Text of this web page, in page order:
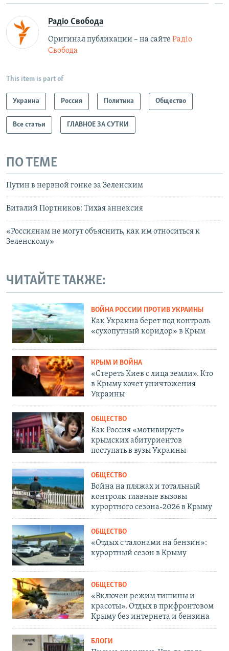
Радіо Свобода
Оригинал публикации – на сайте Радіо
Свобода
This item is part of
Украина Россия Политика Общество
Все статьи ГЛАВНОЕ ЗА СУТКИ
ПО ТЕМЕ
Путин в нервной гонке за Зеленским
Виталий Портников: Тихая аннексия
«Россиянам не могут объяснить, как им относиться к
Зеленскому»
ЧИТАЙТЕ ТАКЖЕ:
ВОЙНА РОССИИ ПРОТИВ УКРАИНЫ
Как Украина берет под контроль
«сухопутный коридор» в Крым
КРЫМ И ВОЙНА
«Стереть Киев с лица земли». Кто
в Крыму хочет уничтожения
Украины
ОБЩЕСТВО
Как Россия «мотивирует»
крымских абитуриентов
поступать в вузы Украины
ОБЩЕСТВО
Война на пляжах и тотальный
контроль: главные вызовы
курортного сезона-2026 в Крыму
ОБЩЕСТВО
«Отдых с талонами на бензин»:
курортный сезон в Крыму
ОБЩЕСТВО
«Включен режим тишины и
красоты». Отдых в прифронтовом
Крыму без интернета и бензина
БЛОГИ